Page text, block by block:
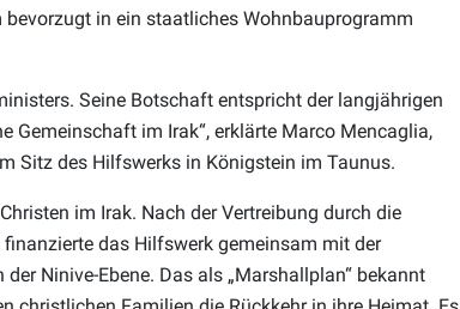
in ein staatliches Wohnbauprogramm
Seine Botschaft entspricht der langjährigen
Gemeinschaft im Irak“, erklärte Marco Mencaglia,
Sitz des Hilfswerks in Königstein im Taunus.
im Irak. Nach der Vertreibung durch die
das Hilfswerk gemeinsam mit der
Ninive-Ebene. Das als „Marshallplan“ bekannt